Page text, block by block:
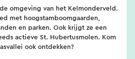
omgeving van het Kelmonderveld.
met hoogstamboomgaarden,
en parken. Ook krijgt ze een
actieve St. Hubertusmolen. Kom
ook ontdekken?